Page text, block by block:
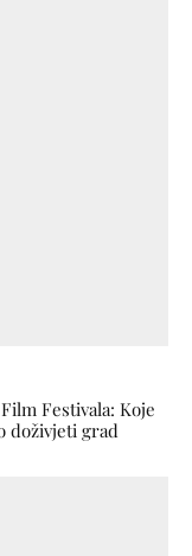
Festivala: Koje
doživjeti grad